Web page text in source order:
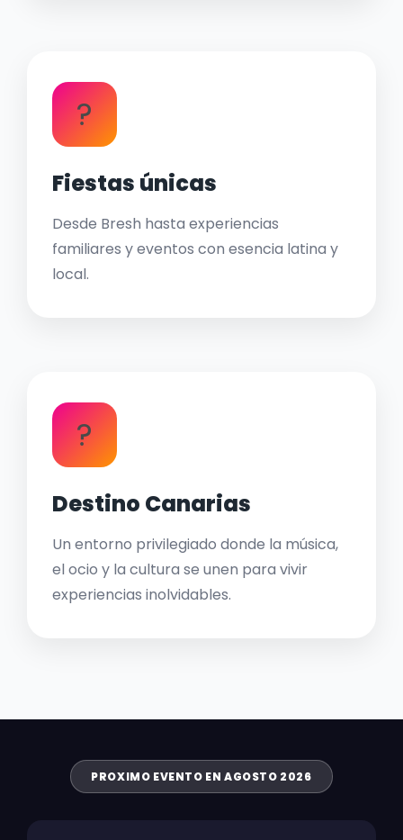
?
Fiestas únicas
Desde Bresh hasta experiencias
familiares y eventos con esencia latina y
local.
?
Destino Canarias
Un entorno privilegiado donde la música,
el ocio y la cultura se unen para vivir
experiencias inolvidables.
PROXIMO EVENTO EN AGOSTO 2026